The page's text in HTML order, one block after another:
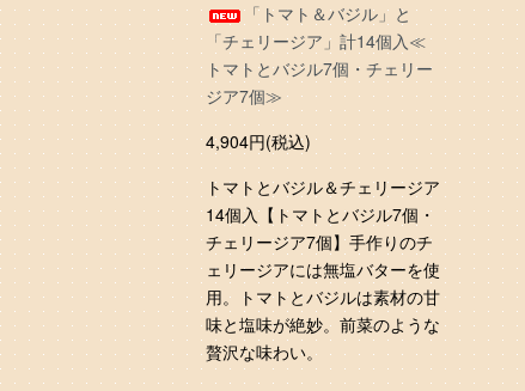
「トマト＆バジル」と
「チェリージア」計14個入≪
トマトとバジル7個・チェリー
ジア7個≫
4,904円(税込)
トマトとバジル＆チェリージア
14個入【トマトとバジル7個・
チェリージア7個】手作りのチ
ェリージアには無塩バターを使
用。トマトとバジルは素材の甘
味と塩味が絶妙。前菜のような
贅沢な味わい。